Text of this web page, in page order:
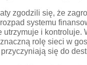
zgodzili się, że
systemu
utrzymuje i kontroluje.
rolę sieci w
się do